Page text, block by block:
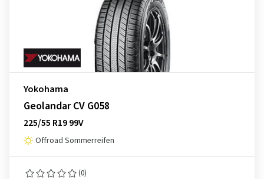
Yokohama
Geolandar CV G058
225/55 R19 99V
Offroad Sommerreifen
(0)